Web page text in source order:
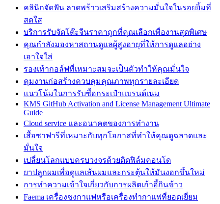
คลินิกจัดฟัน ลาดพร้าวเสริมสร้างความมั่นใจในรอยยิ้มที่
สดใส
บริการรับจัดโต๊ะจีนราคาถูกที่คุณเลือกเพื่องานสุดพิเศษ
คุณกำลังมองหาสถานดูแลผู้สูงอายุที่ให้การดูแลอย่าง
เอาใจใส่
รองเท้ากอล์ฟที่เหมาะสมจะเป็นตัวทำให้คุณมั่นใจ
คุมงานก่อสร้างควบคุมคุณภาพทุกรายละเอียด
แนวโน้มในการรับซื้อกระเป๋าแบรนด์เนม
KMS GitHub Activation and License Management Ultimate
Guide
Cloud service และอนาคตของการทำงาน
เสื้อซาฟารีที่เหมาะกับทุกโอกาสที่ทำให้คุณดูฉลาดและ
มั่นใจ
เปลี่ยนโลกแบบครบวงจรด้วยติดฟิล์มคอนโด
ยาปลูกผมเพื่อดูแลเส้นผมและกระตุ้นให้มันงอกขึ้นใหม่
การทำความเข้าใจเกี่ยวกับการผลิตเก้าอี้กินข้าว
Faema เครื่องชงกาแฟหรือเครื่องทำกาแฟที่ยอดเยี่ยม